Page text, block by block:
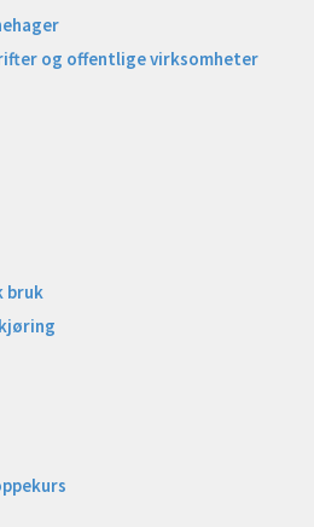
og offentlige virksomheter
bruk